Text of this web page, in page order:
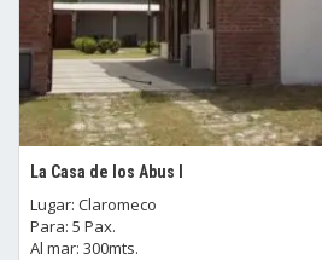
La Casa de los Abus I
Lugar: Claromeco
Para: 5 Pax.
Al mar: 300mts.